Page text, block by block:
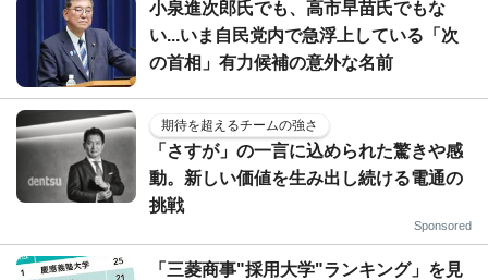
小泉進次郎氏でも、高市早苗氏でもな
い...いま自民党内で急浮上している「次
の首相」有力候補の意外な名前
期待を超えるチームの強さ
「さすが」の一言に込められた驚きや感
動。新しい価値を生み出し続ける電通の
挑戦
Sponsored
「三菱商事"採用大学"ランキング」を見